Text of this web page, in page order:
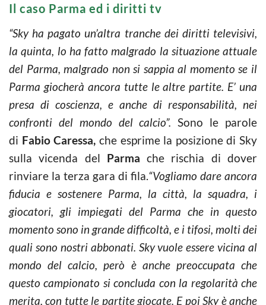
Il caso Parma ed i diritti tv
“Sky ha pagato un’altra tranche dei diritti televisivi,
la quinta, lo ha fatto malgrado la situazione attuale
del Parma, malgrado non si sappia al momento se il
Parma giocherà ancora tutte le altre partite. E’ una
presa di coscienza, e anche di responsabilità, nei
confronti del mondo del calcio”. Sono le parole
di Fabio Caressa, che esprime la posizione di Sky
sulla vicenda del Parma che rischia di dover
rinviare la terza gara di fila.“Vogliamo dare ancora
fiducia e sostenere Parma, la città, la squadra, i
giocatori, gli impiegati del Parma che in questo
momento sono in grande difficoltà, e i tifosi, molti dei
quali sono nostri abbonati. Sky vuole essere vicina al
mondo del calcio, però è anche preoccupata che
questo campionato si concluda con la regolarità che
merita, con tutte le partite giocate. E poi Sky è anche